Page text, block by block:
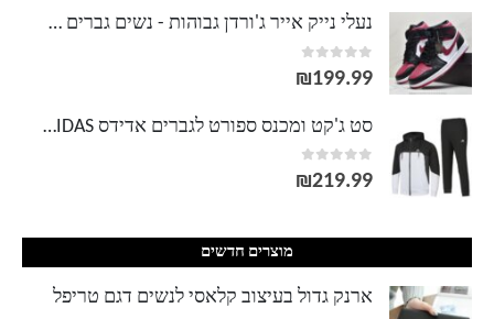
נעלי נייק אייר ג'ורדן גבוהות - נשים גברים NIKE AIR JORDAN
0
out of 5
₪199.99
סט ג'קט ומכנס ספורט לגברים אדידס ADIDAS
0
out of 5
₪219.99
מוצרים חדשים
ארנק גדול בעיצוב קלאסי לנשים דגם טריפל